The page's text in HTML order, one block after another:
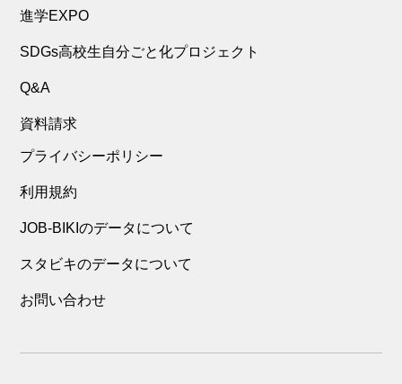
進学EXPO
SDGs高校生自分ごと化プロジェクト
Q&A
資料請求
プライバシーポリシー
利用規約
JOB-BIKIのデータについて
スタビキのデータについて
お問い合わせ